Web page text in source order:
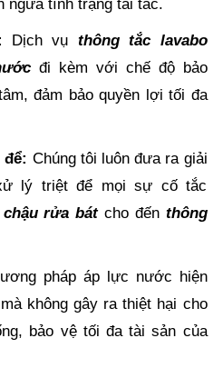
ngừa tình trạng tái tắc.
Dịch vụ thông tắc lavabo
đi kèm với chế độ bảo
đảm bảo quyền lợi tối đa
Chúng tôi luôn đưa ra giải
lý triệt để mọi sự cố tắc
rửa bátcho đến thông
pháp áp lực nước hiện
không gây ra thiệt hại cho
bảo vệ tối đa tài sản của